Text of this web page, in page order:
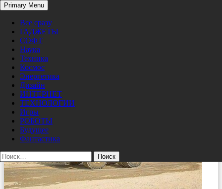
Skip
content
Pro/Hi-Tech
Search
Primary Menu
Все сразу
ГАДЖЕТЫ
СОФТ
Наука
Техника
Космос
Энергетика
Дизайн
ИНТЕРНЕТ
ТЕХНОЛОГИИ
Игры
РОБОТЫ
Будущее
Фантастика
Найти:
Open-Pit-Mines-Customer
09/24/2024 400 × 267
XDE260